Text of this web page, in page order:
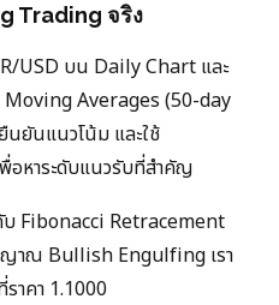
Trading จริง
USD บน Daily Chart และ
Moving Averages (50-day
นยันแนวโน้ม และใช้
อหาระดับแนวรับที่สำคัญ
ดับ Fibonacci Retracement
ญาณ Bullish Engulfing เรา
าคา 1.1000